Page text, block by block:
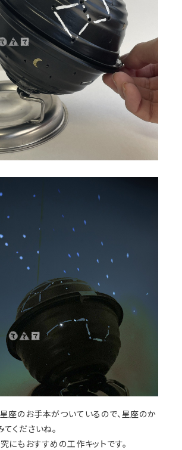
座のお手本がついているので、星座のか
くださいね。
にもおすすめの工作キットです。